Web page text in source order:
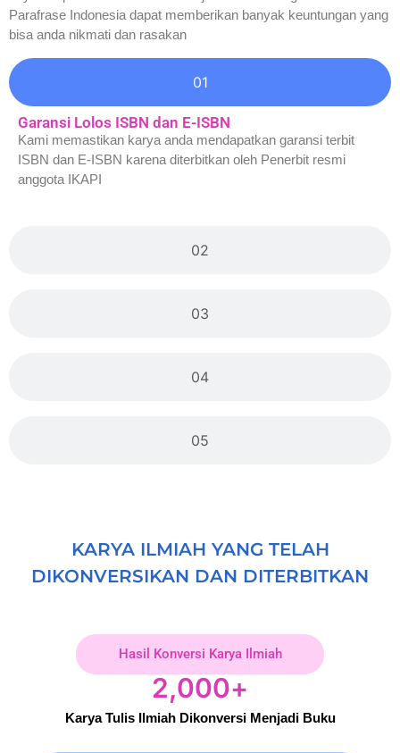
Parafrase Indonesia dapat memberikan banyak keuntungan yang
bisa anda nikmati dan rasakan
01
02
03
04
05
Garansi Lolos ISBN dan E-ISBN
Kami memastikan karya anda mendapatkan garansi terbit
ISBN dan E-ISBN karena diterbitkan oleh Penerbit resmi
anggota IKAPI
KARYA ILMIAH YANG TELAH
DIKONVERSIKAN DAN DITERBITKAN
Hasil Konversi Karya Ilmiah
Karya Tulis Ilmiah Dikonversi Menjadi Buku
2,000+